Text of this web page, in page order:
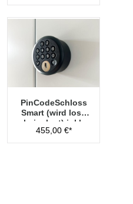
PinCodeSchloss
Smart (wird lose
beigelegt) inkl.
Managementschl
üssel
455,00 €*